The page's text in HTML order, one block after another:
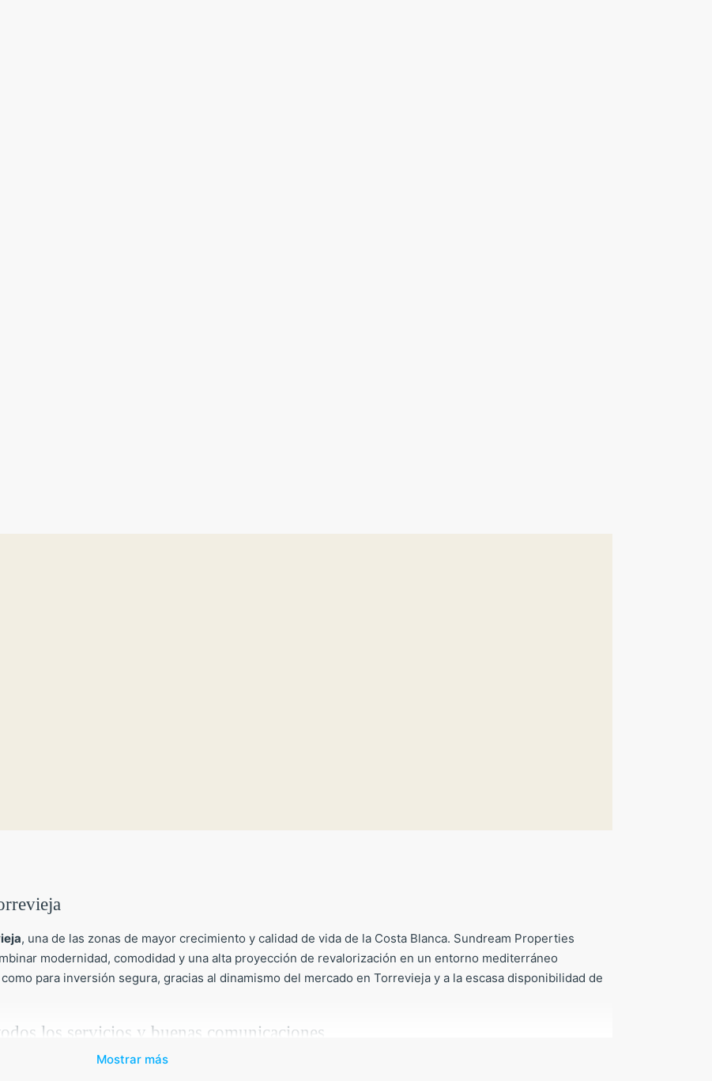
, una de las zonas de mayor crecimiento y calidad de vida de la Costa Blanca. Sundream Properties
modernidad, comodidad y una alta proyección de revalorización en un entorno mediterráneo
para inversión segura, gracias al dinamismo del mercado en Torrevieja y a la escasa disponibilidad de
los servicios y buenas comunicaciones
de Torrevieja y La Mata, con acceso rápido a supermercados, centros comerciales, centros de salud,
Mostrar más